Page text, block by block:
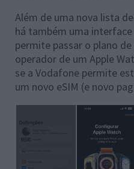
Além de uma nova lista
há também uma
permite passar o plano
operador de um Apple
se a Vodafone permite
um novo eSIM (e novo